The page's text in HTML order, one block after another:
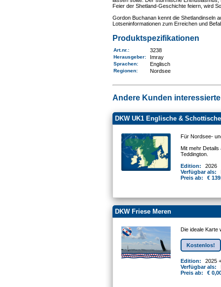
Feier der Shetland-Geschichte feiern, wird
Gordon Buchanan kennt die Shetlandinseln
Lotseninformationen zum Erreichen und
Produktspezifikationen
Art.nr. : 3238
Herausgeber: Imray
Sprachen: Englisch
Regionen: Nordsee
Andere Kunden
DKW UK1 Englische &
Für Nordsee-
Mit mehr
Teddington.
Edition:
2026
Verfügbar als:
Preis ab:
€
DKW Friese Meren
Die ideale
Kostenlos!
Edition:
2025
Verfügbar als:
Preis ab:
€